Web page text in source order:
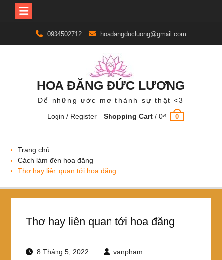
content
0934502712 hoadangducluong@gmail.com
HOA ĐĂNG ĐỨC LƯƠNG
Để những ước mơ thành sự thật <3
Login / Register
Shopping Cart /0₫ 0
Trang chủ
Cách làm đèn hoa đăng
Thơ hay liên quan tới hoa đăng
Thơ hay liên quan tới hoa đăng
8 Tháng 5, 2022 vanpham